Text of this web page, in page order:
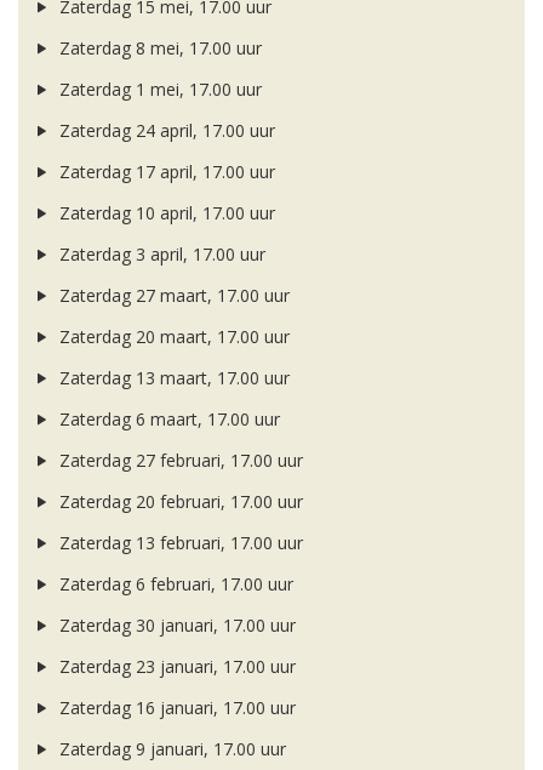
Zaterdag 15 mei, 17.00 uur
Zaterdag 8 mei, 17.00 uur
Zaterdag 1 mei, 17.00 uur
Zaterdag 24 april, 17.00 uur
Zaterdag 17 april, 17.00 uur
Zaterdag 10 april, 17.00 uur
Zaterdag 3 april, 17.00 uur
Zaterdag 27 maart, 17.00 uur
Zaterdag 20 maart, 17.00 uur
Zaterdag 13 maart, 17.00 uur
Zaterdag 6 maart, 17.00 uur
Zaterdag 27 februari, 17.00 uur
Zaterdag 20 februari, 17.00 uur
Zaterdag 13 februari, 17.00 uur
Zaterdag 6 februari, 17.00 uur
Zaterdag 30 januari, 17.00 uur
Zaterdag 23 januari, 17.00 uur
Zaterdag 16 januari, 17.00 uur
Zaterdag 9 januari, 17.00 uur